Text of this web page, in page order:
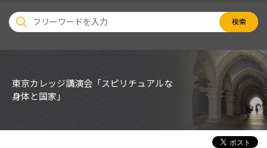
検索
東京カレッジ講演会「スピリチュアルな
身体と国家」